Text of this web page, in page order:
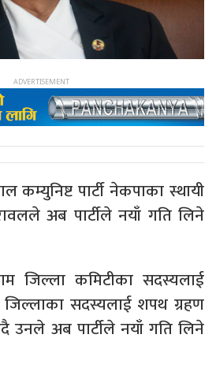
पार्टी नेकपाका स्थायी
अब पार्टीले नयाँ गति लिने
जिल्ला कमिटीका सदस्यलाई
सदस्यलाई शपथ ग्रहण
उनले अब पार्टीले नयाँ गति लिने